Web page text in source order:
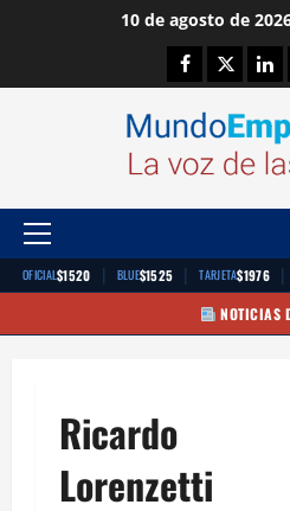
10 de agosto de
Facebook
Twitter
Menú
principal
OFICIAL$1520 | BLUE$1525 | TARJETA$1976 |
NOTICIAS
Ricardo
Lorenzetti